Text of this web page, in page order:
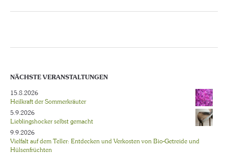
NÄCHSTE VERANSTALTUNGEN
15.8.2026
Heilkraft der Sommerkräuter
5.9.2026
Lieblingshocker selbst gemacht
9.9.2026
Vielfalt auf dem Teller: Entdecken und Verkosten von Bio-Getreide und
Hülsenfrüchten